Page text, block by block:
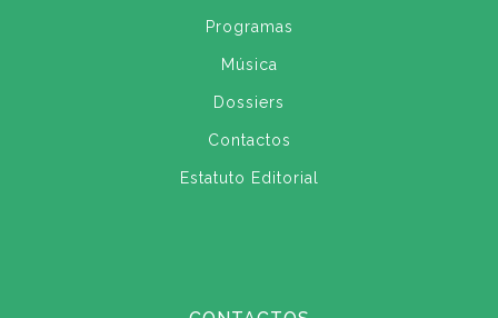
Programas
Música
Dossiers
Contactos
Estatuto Editorial